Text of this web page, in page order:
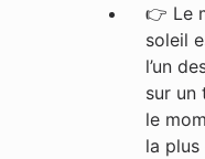
👉 Le
soleil
l’un
sur un
le
la